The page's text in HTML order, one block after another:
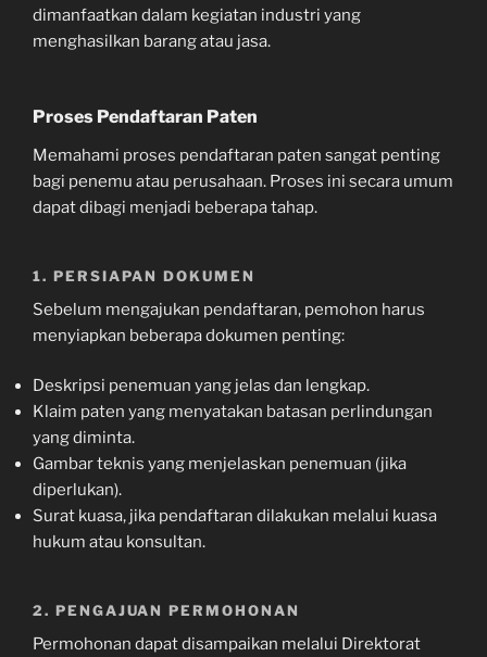
dimanfaatkan dalam kegiatan industri yang
menghasilkan barang atau jasa.
Proses Pendaftaran Paten
Memahami proses pendaftaran paten sangat penting
bagi penemu atau perusahaan. Proses ini secara umum
dapat dibagi menjadi beberapa tahap.
1. PERSIAPAN DOKUMEN
Sebelum mengajukan pendaftaran, pemohon harus
menyiapkan beberapa dokumen penting:
Deskripsi penemuan yang jelas dan lengkap.
Klaim paten yang menyatakan batasan perlindungan
yang diminta.
Gambar teknis yang menjelaskan penemuan (jika
diperlukan).
Surat kuasa, jika pendaftaran dilakukan melalui kuasa
hukum atau konsultan.
2. PENGAJUAN PERMOHONAN
Permohonan dapat disampaikan melalui Direktorat